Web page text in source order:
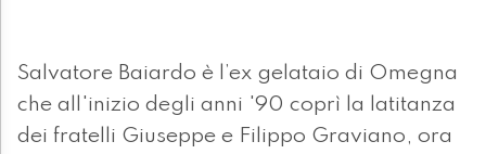
Salvatore Baiardo è l’ex gelataio di Omegna
che all'inizio degli anni '90 coprì la latitanza
dei fratelli Giuseppe e Filippo Graviano, ora